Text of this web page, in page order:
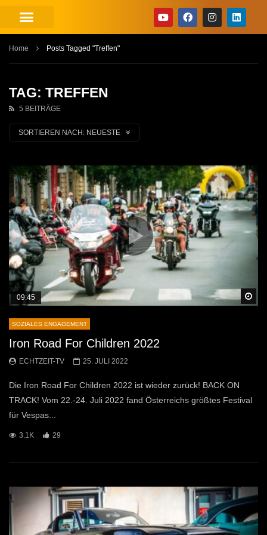
Home Posts Tagged "Treffen"
TAG: TREFFEN
5 BEITRÄGE
SORTIEREN NACH: NEUESTE
09:45
SOZIALES ENGAGEMENT
Iron Road For Children 2022
ECHTZEIT-TV 25. JULI 2022
Die Iron Road For Children 2022 ist wieder zurück! BACK ON
TRACK! Vom 22.-24. Juli 2022 fand Österreichs größtes Festival
für Vespas...
3.1K 29